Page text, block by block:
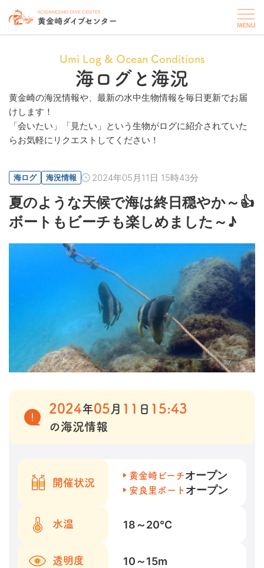
Umi Log & Ocean Conditions
海ログと海況
黄金崎の海況情報や、最新の水中生物情報を毎日更新でお届
けします！
「会いたい」「見たい」という生物がログに紹介されていた
らお気軽にリクエストしてください！
海ログ 海況情報 2024年05月11日 15時43分
夏のような天候で海は終日穏やか～👍
ボートもビーチも楽しめました～♪
2024年05 月 11 日 15:43
の海況情報
開催状況
黄金崎ビーチオープン
安良里ボート オープン
水温 18～20℃
透明度 10～15m